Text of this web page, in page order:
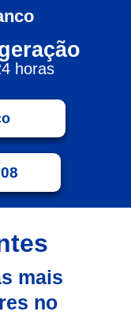
horas
mais
no